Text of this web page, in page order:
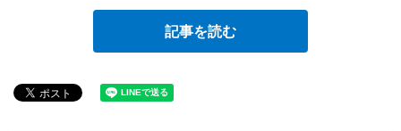
記事を読む